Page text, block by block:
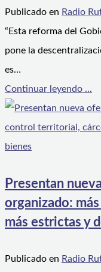
Publicado en Radio
“Esta reforma del
pone la
es…
Continuar leyendo ...
Presentan
organizado:
más estrictas y
Publicado en Radio